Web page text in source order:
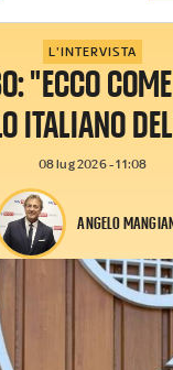
L'INTERVISTA
"ECCO
ITALIANO
08 lug 2026 - 11:08
ANGELO